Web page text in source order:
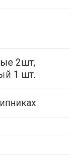
2шт,
1 шт.